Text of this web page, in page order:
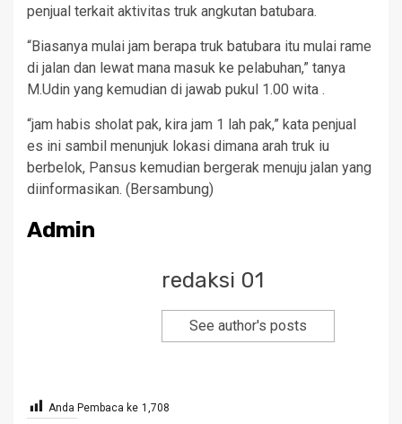
penjual terkait aktivitas truk angkutan batubara.
“Biasanya mulai jam berapa truk batubara itu mulai rame
di jalan dan lewat mana masuk ke pelabuhan,” tanya
M.Udin yang kemudian di jawab pukul 1.00 wita .
“jam habis sholat pak, kira jam 1 lah pak,” kata penjual
es ini sambil menunjuk lokasi dimana arah truk iu
berbelok, Pansus kemudian bergerak menuju jalan yang
diinformasikan. (Bersambung)
Admin
redaksi 01
See author's posts
Anda Pembaca ke 1,708